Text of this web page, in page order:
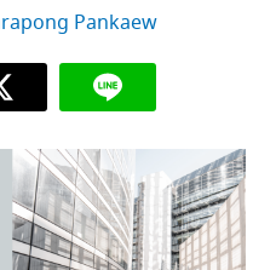
Pankaew